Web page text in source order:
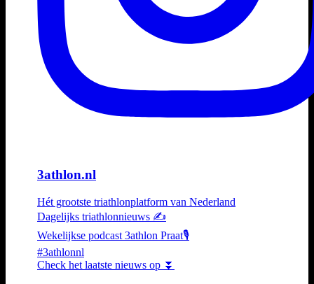
3athlon.nl
Hét grootste triathlonplatform van Nederland
Dagelijks triathlonnieuws ✍️
Wekelijkse podcast 3athlon Praat🎙️
#3athlonnl
Check het laatste nieuws op ⏬